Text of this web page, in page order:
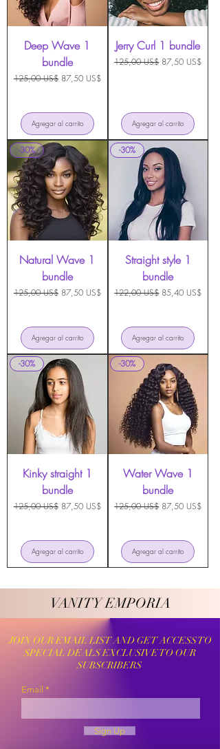
Deep Wave 1
bundle
Precio
125,00 US$ Precio de oferta
87,50 US$
Agregar al carrito
Jerry Curl 1 bundle
Precio
125,00 US$ Precio de oferta
87,50 US$
Agregar al carrito
-30%
Natural Wave 1
bundle
Precio
125,00 US$ Precio de oferta
87,50 US$
Agregar al carrito
-30%
Straight style 1
bundle
Precio
122,00 US$ Precio de oferta
85,40 US$
Agregar al carrito
-30%
Kinky straight 1
bundle
Precio
125,00 US$ Precio de oferta
87,50 US$
Agregar al carrito
-30%
Water Wave 1
bundle
Precio
125,00 US$ Precio de oferta
87,50 US$
Agregar al carrito
VANITY EMPORIA
VANITY EMPORIA
JOIN OUR EMAIL LIST AND GET ACCESS TO
SPECIAL DEALS EXCLUSIVE TO OUR
SUBSCRIBERS
Email
Sign Up